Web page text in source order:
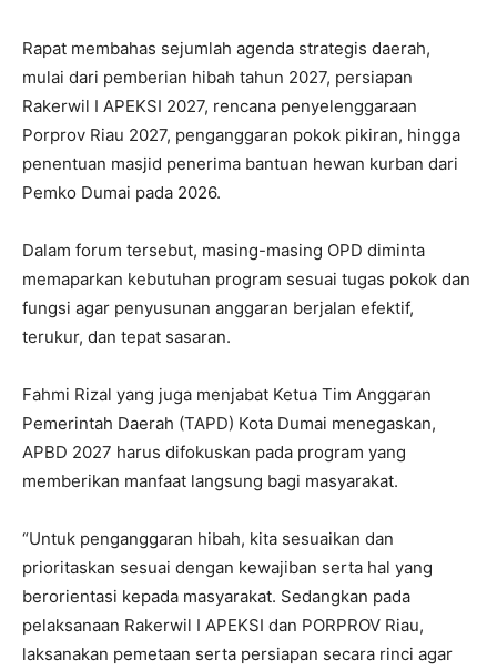
Rapat membahas sejumlah agenda strategis daerah,
mulai dari pemberian hibah tahun 2027, persiapan
Rakerwil I APEKSI 2027, rencana penyelenggaraan
Porprov Riau 2027, penganggaran pokok pikiran, hingga
penentuan masjid penerima bantuan hewan kurban dari
Pemko Dumai pada 2026.
Dalam forum tersebut, masing-masing OPD diminta
memaparkan kebutuhan program sesuai tugas pokok dan
fungsi agar penyusunan anggaran berjalan efektif,
terukur, dan tepat sasaran.
Fahmi Rizal yang juga menjabat Ketua Tim Anggaran
Pemerintah Daerah (TAPD) Kota Dumai menegaskan,
APBD 2027 harus difokuskan pada program yang
memberikan manfaat langsung bagi masyarakat.
“Untuk penganggaran hibah, kita sesuaikan dan
prioritaskan sesuai dengan kewajiban serta hal yang
berorientasi kepada masyarakat. Sedangkan pada
pelaksanaan Rakerwil I APEKSI dan PORPROV Riau,
laksanakan pemetaan serta persiapan secara rinci agar